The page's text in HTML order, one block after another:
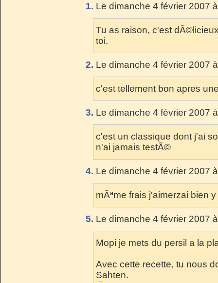
1. Le dimanche 4 février 2007
Tu as raison, c'est
toi.
2. Le dimanche 4 février 2007
c'est tellement bon apres
3. Le dimanche 4 février 2007
c'est un classique dont j'ai
n'ai jamais testÃ©
4. Le dimanche 4 février 2007
mÃªme frais j'aimerzai bien
5. Le dimanche 4 février 2007
Mopi je mets du persil a la
Avec cette recette, tu nous
Sahten.